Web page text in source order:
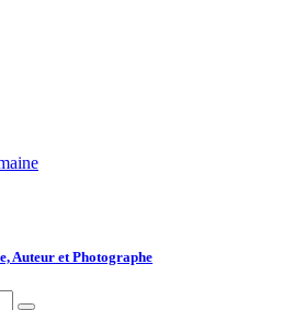
Auteur et Photographe